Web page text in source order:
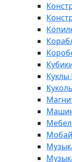
Куклы